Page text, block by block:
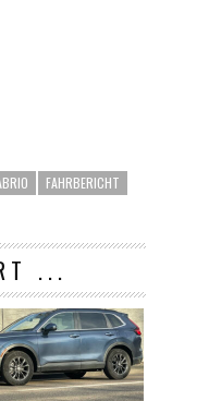
FAHRBERICHT
...